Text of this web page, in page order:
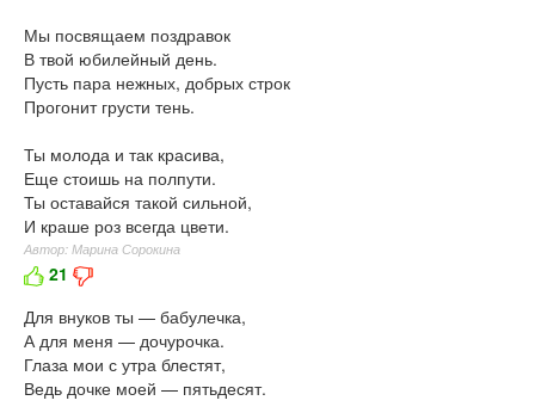
Мы посвящаем поздравок
В твой юбилейный день.
Пусть пара нежных, добрых строк
Прогонит грусти тень.
Ты молода и так красива,
Еще стоишь на полпути.
Ты оставайся такой сильной,
И краше роз всегда цвети.
Автор: Марина Сорокина
21
Для внуков ты — бабулечка,
А для меня — дочурочка.
Глаза мои с утра блестят,
Ведь дочке моей — пятьдесят.